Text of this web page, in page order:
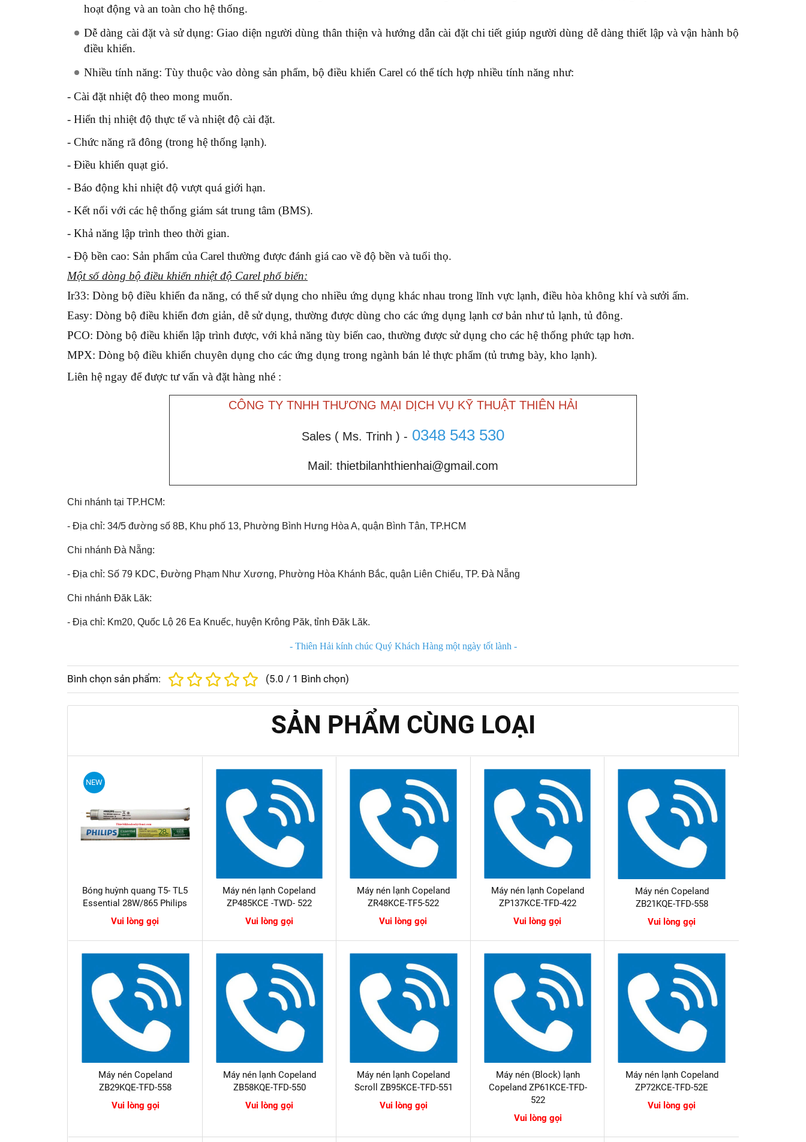
hoạt động và an toàn cho hệ thống.
Dễ dàng cài đặt và sử dụng: Giao diện người dùng thân thiện và hướng dẫn cài đặt chi tiết giúp người dùng dễ dàng thiết lập và vận hành bộ
điều khiển.
Nhiều tính năng: Tùy thuộc vào dòng sản phẩm, bộ điều khiển Carel có thể tích hợp nhiều tính năng như:
- ​​​​​​​ Cài đặt nhiệt độ theo mong muốn.
- Hiển thị nhiệt độ thực tế và nhiệt độ cài đặt.
- Chức năng rã đông (trong hệ thống lạnh).
- Điều khiển quạt gió.
- Báo động khi nhiệt độ vượt quá giới hạn.
- Kết nối với các hệ thống giám sát trung tâm (BMS).
- Khả năng lập trình theo thời gian.
- Độ bền cao: Sản phẩm của Carel thường được đánh giá cao về độ bền và tuổi thọ.
Một số dòng bộ điều khiển nhiệt độ Carel phổ biến:
Ir33: Dòng bộ điều khiển đa năng, có thể sử dụng cho nhiều ứng dụng khác nhau trong lĩnh vực lạnh, điều hòa không khí và sưởi ấm.
Easy: Dòng bộ điều khiển đơn giản, dễ sử dụng, thường được dùng cho các ứng dụng lạnh cơ bản như tủ lạnh, tủ đông.
PCO: Dòng bộ điều khiển lập trình được, với khả năng tùy biến cao, thường được sử dụng cho các hệ thống phức tạp hơn.
MPX: Dòng bộ điều khiển chuyên dụng cho các ứng dụng trong ngành bán lẻ thực phẩm (tủ trưng bày, kho lạnh).
Liên hệ ngay để được tư vấn và đặt hàng nhé :
CÔNG TY TNHH THƯƠNG MẠI DỊCH VỤ KỸ THUẬT THIÊN HẢI
Sales ( Ms. Trinh ) - 0348 543 530
Mail: thietbilanhthienhai@gmail.com
Chi nhánh tại TP.HCM:
- Địa chỉ: 34/5 đường số 8B, Khu phố 13, Phường Bình Hưng Hòa A, quận Bình Tân, TP.HCM
Chi nhánh Đà Nẵng:
- Địa chỉ: Số 79 KDC, Đường Phạm Như Xương, Phường Hòa Khánh Bắc, quận Liên Chiểu, TP. Đà Nẵng
Chi nhánh Đăk Lăk:
- Địa chỉ: Km20, Quốc Lộ 26 Ea Knuếc, huyện Krông Păk, tỉnh Đăk Lăk.
- Thiên Hải kính chúc Quý Khách Hàng một ngày tốt lành -
Bình chọn sản phẩm: (5.0 / 1 Bình chọn)
SẢN PHẨM CÙNG LOẠI
NEW
Bóng huỳnh quang T5- TL5
Essential 28W/865 Philips
Vui lòng gọi
Máy nén lạnh Copeland
ZP485KCE -TWD- 522
Vui lòng gọi
Máy nén lạnh Copeland
ZR48KCE-TF5-522
Vui lòng gọi
Máy nén lạnh Copeland
ZP137KCE-TFD-422
Vui lòng gọi
Máy nén Copeland
ZB21KQE-TFD-558
Vui lòng gọi
Máy nén Copeland
ZB29KQE-TFD-558
Vui lòng gọi
Máy nén lạnh Copeland
ZB58KQE-TFD-550
Vui lòng gọi
Máy nén lạnh Copeland
Scroll ZB95KCE-TFD-551
Vui lòng gọi
Máy nén (Block) lạnh
Copeland ZP61KCE-TFD-
522
Vui lòng gọi
Máy nén lạnh Copeland
ZP72KCE-TFD-52E
Vui lòng gọi